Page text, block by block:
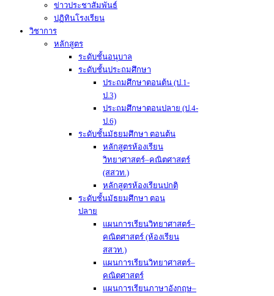
ข่าวประชาสัมพันธ์
ปฏิทินโรงเรียน
วิชาการ
หลักสูตร
ระดับชั้นอนุบาล
ระดับชั้นประถมศึกษา
ประถมศึกษาตอนต้น (ป.1-
ป.3)
ประถมศึกษาตอนปลาย (ป.4-
ป.6)
ระดับชั้นมัธยมศึกษา ตอนต้น
หลักสูตรห้องเรียน
วิทยาศาสตร์–คณิตศาสตร์
(สสวท.)
หลักสูตรห้องเรียนปกติ
ระดับชั้นมัธยมศึกษา ตอน
ปลาย
แผนการเรียนวิทยาศาสตร์–
คณิตศาสตร์ (ห้องเรียน
สสวท.)
แผนการเรียนวิทยาศาสตร์–
คณิตศาสตร์
แผนการเรียนภาษาอังกฤษ–